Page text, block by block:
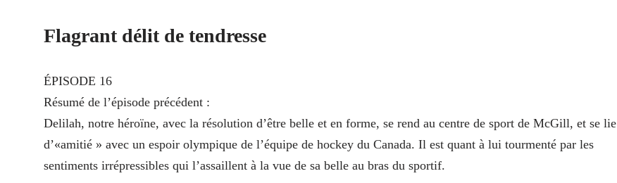
Flagrant délit de tendresse
ÉPISODE 16
Résumé de l’épisode précédent :
Delilah, notre héroïne, avec la résolution d’être belle et en forme, se rend au centre de sport de McGill, et se lie
d’«amitié » avec un espoir olympique de l’équipe de hockey du Canada. Il est quant à lui tourmenté par les
sentiments irrépressibles qui l’assaillent à la vue de sa belle au bras du sportif.